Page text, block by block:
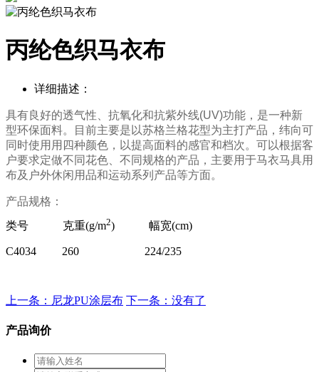
丙纶色织马衣布
详细描述：
具有良好的透气性、 抗氧化和抗紫外线(UV)功能，是一种新
型环保面料。目前主要是以苏格兰格花型为主打产品，纬向可
同时使用用四种颜色，以提高面料的感官和档次。可以根据客
户要求定做不同花色、不同规格的产品，主要用于马衣马具用
布及户外休闲用品和运动系列产品等方面。
产品规格：
类号 克重(g/m2) 幅宽(cm)
C4034 260 224/235
上一条：尼龙PU涂层布 下一条：没有了
产品询价